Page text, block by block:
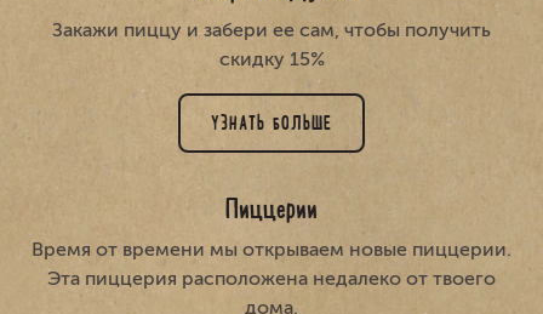
Закажи пиццу и забери ее сам, чтобы получить
скидку 15%
УЗНАТЬ БОЛЬШЕ
Пиццерии
Время от времени мы открываем новые пиццерии.
Эта пиццерия расположена недалеко от твоего
дома.